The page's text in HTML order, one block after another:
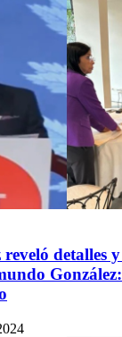
detalles